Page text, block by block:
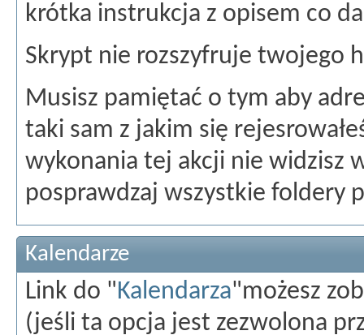
krótka instrukcja z opisem co
Skrypt nie rozszyfruje twojego
Musisz pamiętać o tym aby
taki sam z jakim się
wykonania tej akcji nie widzisz
posprawdzaj wszystkie foldery
Kalendarze
Link do "Kalendarza"możesz
(jeśli ta opcja jest zezwolona